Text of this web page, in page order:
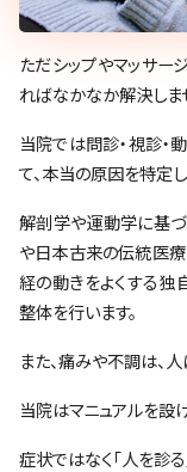
ただシップやマッサー
ればなかなか解決しま
当院では問診・視診・
て、本当の原因を特定
解剖学や運動学に基づ
や日本古来の伝統医療
経の動きをよくする独
整体を行います。
また、痛みや不調は、人
当院はマニュアルを設
症状ではなく「人を診る